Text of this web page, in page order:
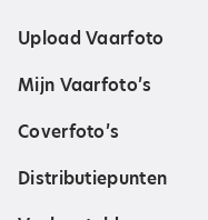
Upload Vaarfoto
Mijn Vaarfoto’s
Coverfoto’s
Distributiepunten